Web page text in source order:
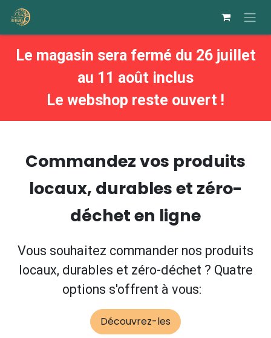
Se rendre au contenu
Le magasin sera fermé du 26 juillet
au 11 août inclus
Le webshop reste ouvert !
Commandez vos produits
locaux, durables et zéro-
déchet en ligne
Vous souhaitez commander nos produits
locaux, durables et zéro-déchet ? Quatre
options s'offrent à vous:
Découvrez-les